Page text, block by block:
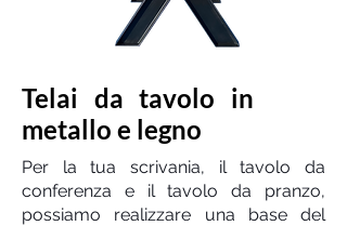
Telai da tavolo in
metallo e legno
Per la tua scrivania, il tavolo da
conferenza e il tavolo da pranzo,
possiamo realizzare una base del